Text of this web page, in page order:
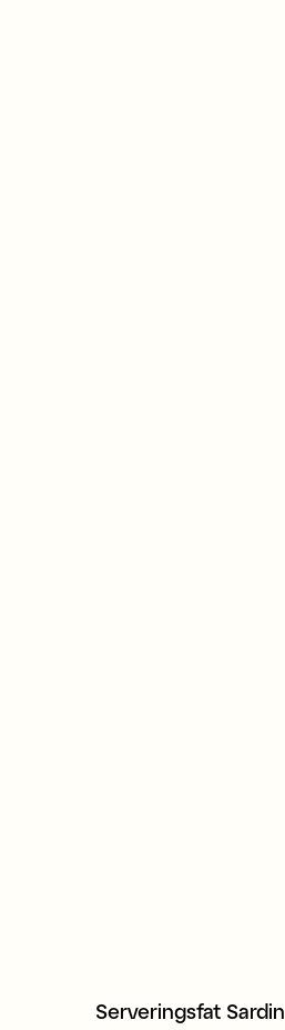
Serveringsfat Sardin